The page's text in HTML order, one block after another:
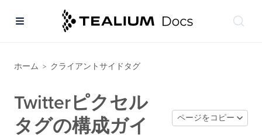
ホーム > クライアントサイドタグ
Twitterピクセル
タグの構成ガイ
ページをコピー